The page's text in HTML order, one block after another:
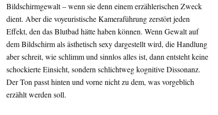
Bildschirmgewalt – wenn sie denn einem erzählerischen Zweck
dient. Aber die voyeuristische Kameraführung zerstört jeden
Effekt, den das Blutbad hätte haben können. Wenn Gewalt auf
dem Bildschirm als ästhetisch sexy dargestellt wird, die Handlung
aber schreit, wie schlimm und sinnlos alles ist, dann entsteht keine
schockierte Einsicht, sondern schlichtweg kognitive Dissonanz.
Der Ton passt hinten und vorne nicht zu dem, was vorgeblich
erzählt werden soll.